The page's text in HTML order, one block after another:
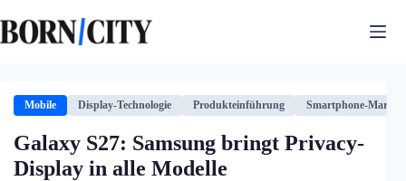
Inhalt
springen
Mobile Display-Technologie Produkteinführung Smartphone-Markt
Galaxy S27: Samsung bringt Privacy-
Display in alle Modelle